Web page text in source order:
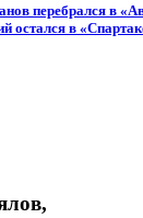
перебрался в
остался в